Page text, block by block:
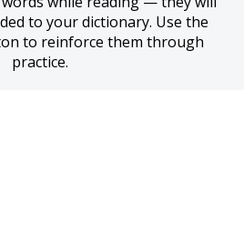
to your dictionary. Use the
to reinforce them through
practice.